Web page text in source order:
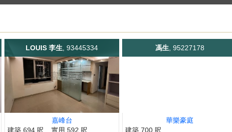
LOUIS 李生 , 93445334
嘉峰台
建築 694 呎
實用 592 呎
馮生 , 95227178
華樂豪庭
建築 700 呎